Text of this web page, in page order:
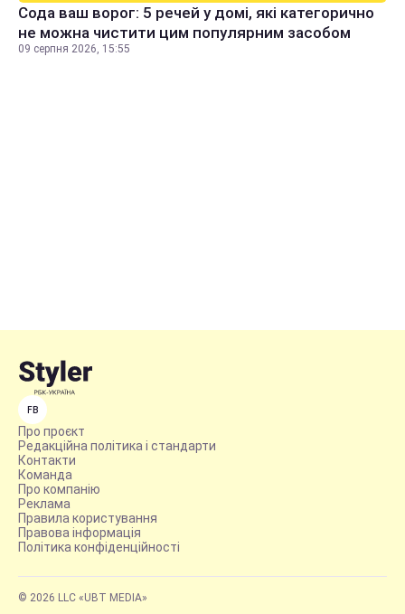
Сода ваш ворог: 5 речей у домі, які категорично
не можна чистити цим популярним засобом
09 серпня 2026, 15:55
FB
Про проєкт
Редакційна політика і стандарти
Контакти
Команда
Про компанію
Реклама
Правила користування
Правова інформація
Політика конфіденційності
© 2026 LLC «UBT MEDIA»